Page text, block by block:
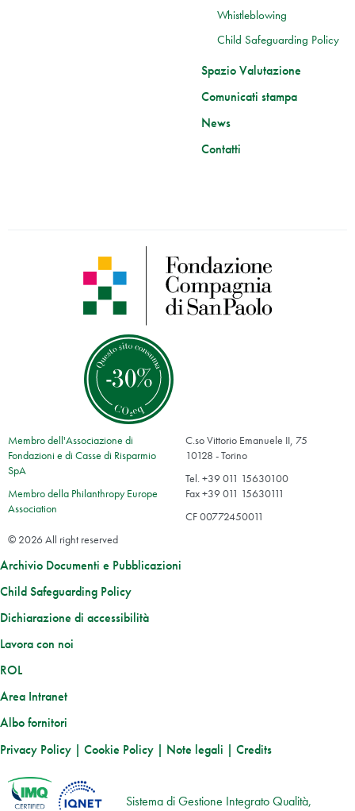
Whistleblowing
Child Safeguarding Policy
Spazio Valutazione
Comunicati stampa
News
Contatti
Membro dell'Associazione di
Fondazioni e di Casse di Risparmio
SpA
Membro della Philanthropy Europe
Association
C.so Vittorio Emanuele II, 75
10128 - Torino
Tel. +39 011 15630100
Fax +39 011 15630111
CF 00772450011
© 2026 All right reserved
Archivio Documenti e Pubblicazioni
Child Safeguarding Policy
Dichiarazione di accessibilità
Lavora con noi
ROL
Area Intranet
Albo fornitori
Privacy Policy | Cookie Policy | Note legali | Credits
Sistema di Gestione Integrato Qualità,